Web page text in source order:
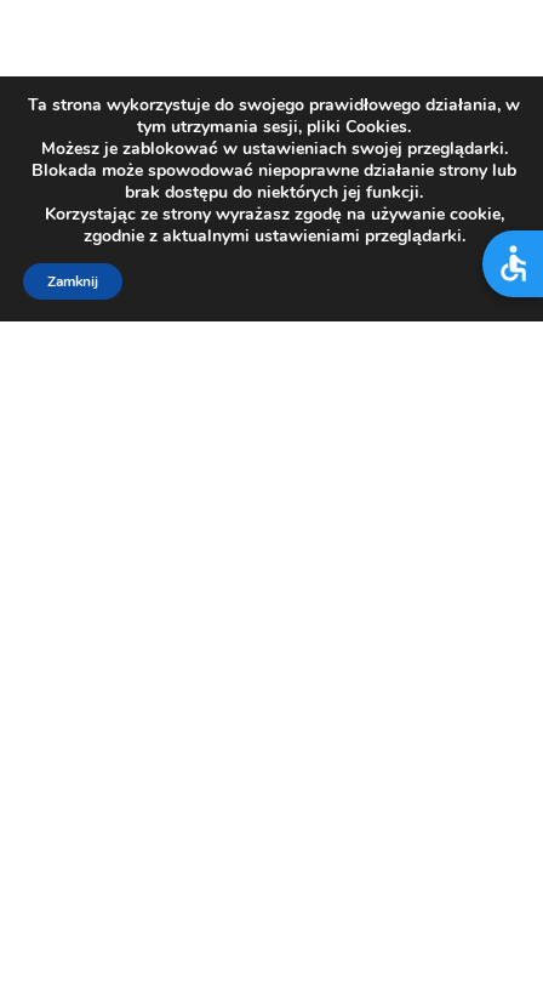
Ta strona wykorzystuje do swojego prawidłowego działania, w
tym utrzymania sesji, pliki Cookies.
Możesz je zablokować w ustawieniach swojej przeglądarki.
Blokada może spowodować niepoprawne działanie strony lub
brak dostępu do niektórych jej funkcji.
Korzystając ze strony wyrażasz zgodę na używanie cookie,
zgodnie z aktualnymi ustawieniami przeglądarki.
Zamknij